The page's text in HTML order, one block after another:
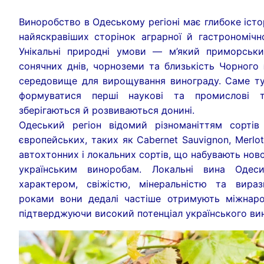
Українська
English
Français
Español
Deutsch
Svenska
Одеса чекає на
Одеса
Герб та
Про Одесу
Одеса крізь
Одеса:
Етнічні
Українці в
Німецьки
Поляки
Катакомби
Кінематограф
Одеська
Локації
Театри.
Музеї. Галереї
Культові
Палаци
Катакомби
Дозвілля
Що
Екскурсії в
Пляжі та
Аквапарки.
Відомі
Дипломатичні
Національні
Транспорт в
Туристичні
Екотуризм та
Енотуризм
Проєкт
Проєкт “Смак
Туристичні
Корисна
Державні
Трохи про
Офіційний
Туристичний
Що потрібно
Для фахівців
Виноробство в Одеському регіоні має глибоке
найяскравіших сторінок аграрної й
Унікальні природні умови — м’який
сонячних днів, чорноземи та близькість
середовище для вирощування винограду. Саме
формуватися перші наукові та промислові
зберігаються й розвиваються донині.
Одеський регіон відомий різноманіттям
європейських, таких як Cabernet Sauvignon,
автохтонних і локальних сортів, що набувають
українським виноробам. Локальні вина
характером, свіжістю, мінеральністю та
роками вони дедалі частіше отримують
підтверджуючи високий потенціал українського